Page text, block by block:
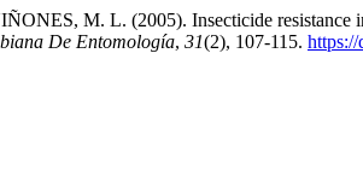
M. L. (2005). Insecticide resistance
De Entomología, 31(2), 107-115.